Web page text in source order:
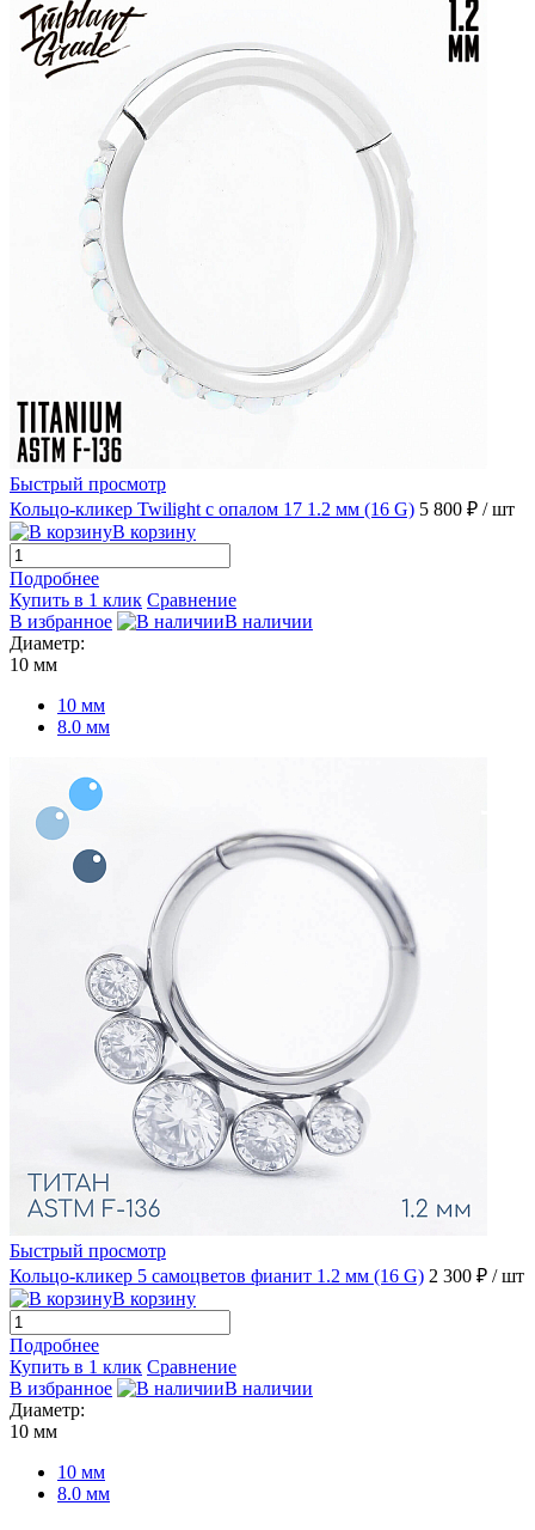
Быстрый просмотр
Кольцо-кликер Twilight с опалом 17 1.2 мм (16 G) 5 800 ₽ / шт
В корзину
Подробнее
Купить в 1 клик Сравнение
В избранное
В наличии
Диаметр:
10 мм
10 мм
8.0 мм
Быстрый просмотр
Кольцо-кликер 5 самоцветов фианит 1.2 мм (16 G) 2 300 ₽ / шт
В корзину
Подробнее
Купить в 1 клик Сравнение
В избранное
В наличии
Диаметр:
10 мм
10 мм
8.0 мм